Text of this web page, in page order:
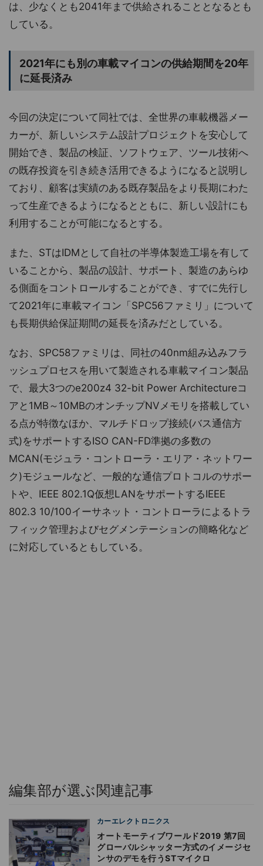
は、少なくとも2041年まで供給されることとなるとも
している。
2021年にも別の車載マイコンの供給期間を20年
に延長済み
今回の決定について同社では、全世界の車載機器メー
カーが、新しいシステム設計プロジェクトを安心して
開始でき、製品の検証、ソフトウェア、ツール技術へ
の既存投資を引き続き活用できるようになると説明し
ており、顧客は実績のある既存製品をより長期にわた
って生産できるようになるとともに、新しい設計にも
利用することが可能になるとする。
また、STはIDMとして自社の半導体製造工場を有して
いることから、製品の設計、サポート、製造のあらゆ
る側面をコントロールすることができ、すでに先行し
て2021年に車載マイコン「SPC56ファミリ」について
も長期供給保証期間の延長を済みだとしている。
なお、SPC58ファミリは、同社の40nm組み込みフラ
ッシュプロセスを用いて製造される車載マイコン製品
で、最大3つのe200z4 32-bit Power Architectureコ
アと1MB～10MBのオンチップNVメモリを搭載してい
る点が特徴なほか、マルチドロップ接続(バス通信方
式)をサポートするISO CAN-FD準拠の多数の
MCAN(モジュラ・コントローラ・エリア・ネットワー
ク)モジュールなど、一般的な通信プロトコルのサポー
トや、IEEE 802.1Q仮想LANをサポートするIEEE
802.3 10/100イーサネット・コントローラによるトラ
フィック管理およびセグメンテーションの簡略化など
に対応しているともしている。
編集部が選ぶ関連記事
カーエレクトロニクス
オートモーティブワールド2019 第7回
グローバルシャッター方式のイメージセ
ンサのデモを行うSTマイクロ